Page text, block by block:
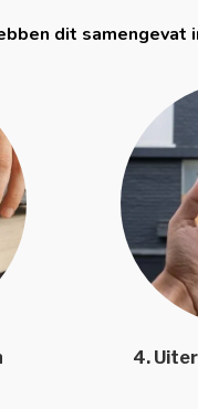
dit samengevat
4.